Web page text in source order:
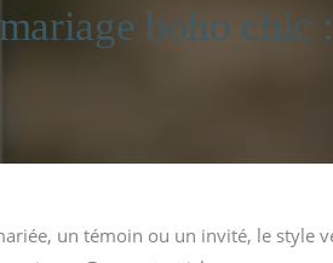
boho chic
un témoin ou un invité, le style